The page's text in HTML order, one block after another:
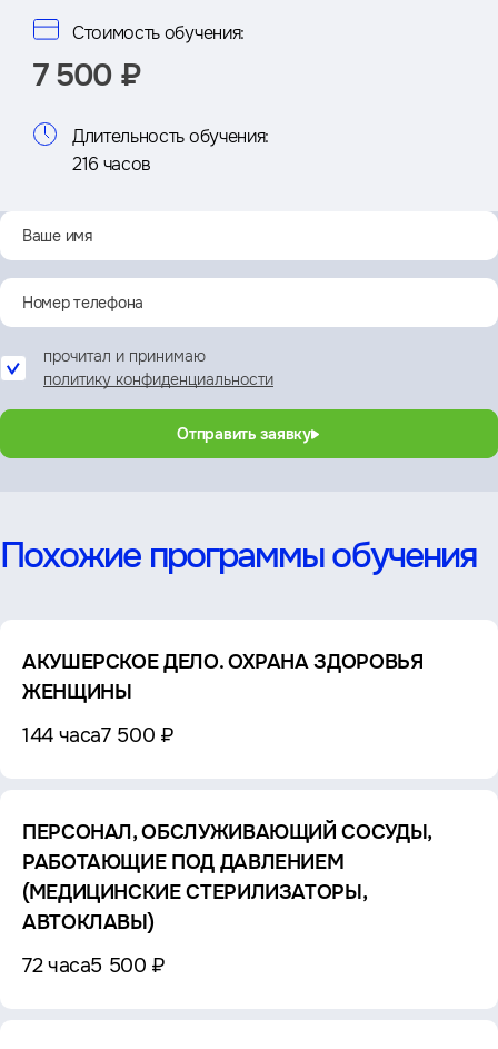
Стоимость обучения:
7 500 ₽
Длительность обучения:
216 часов
прочитал и принимаю
политику конфиденциальности
Отправить заявку
Похожие программы обучения
АКУШЕРСКОЕ ДЕЛО. ОХРАНА ЗДОРОВЬЯ
ЖЕНЩИНЫ
144 часа7 500 ₽
ПЕРСОНАЛ, ОБСЛУЖИВАЮЩИЙ СОСУДЫ,
РАБОТАЮЩИЕ ПОД ДАВЛЕНИЕМ
(МЕДИЦИНСКИЕ СТЕРИЛИЗАТОРЫ,
АВТОКЛАВЫ)
72 часа5 500 ₽